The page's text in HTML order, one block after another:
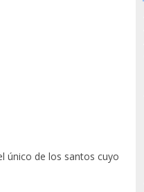
único de los santos cuyo